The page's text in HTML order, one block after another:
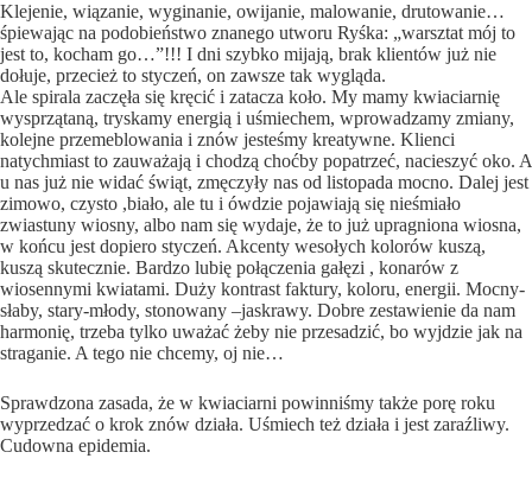
Klejenie, wiązanie, wyginanie, owijanie, malowanie, drutowanie…
śpiewając na podobieństwo znanego utworu Ryśka: „warsztat mój to
jest to, kocham go…”!!! I dni szybko mijają, brak klientów już nie
dołuje, przecież to styczeń, on zawsze tak wygląda.
Ale spirala zaczęła się kręcić i zatacza koło. My mamy kwiaciarnię
wysprzątaną, tryskamy energią i uśmiechem, wprowadzamy zmiany,
kolejne przemeblowania i znów jesteśmy kreatywne. Klienci
natychmiast to zauważają i chodzą choćby popatrzeć, nacieszyć oko. A
u nas już nie widać świąt, zmęczyły nas od listopada mocno. Dalej jest
zimowo, czysto ,biało, ale tu i ówdzie pojawiają się nieśmiało
zwiastuny wiosny, albo nam się wydaje, że to już upragniona wiosna,
w końcu jest dopiero styczeń. Akcenty wesołych kolorów kuszą,
kuszą skutecznie. Bardzo lubię połączenia gałęzi , konarów z
wiosennymi kwiatami. Duży kontrast faktury, koloru, energii. Mocny-
słaby, stary-młody, stonowany –jaskrawy. Dobre zestawienie da nam
harmonię, trzeba tylko uważać żeby nie przesadzić, bo wyjdzie jak na
straganie. A tego nie chcemy, oj nie…
Sprawdzona zasada, że w kwiaciarni powinniśmy także porę roku
wyprzedzać o krok znów działa. Uśmiech też działa i jest zaraźliwy.
Cudowna epidemia.